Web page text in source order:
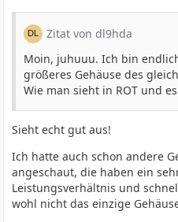
Zitat von dl9hda
Moin, juhuuu. Ich bin
größeres Gehäuse des
Wie man sieht in ROT und
Sieht echt gut aus!
Ich hatte auch schon andere
angeschaut, die haben ein
Leistungsverhältnis und
wohl nicht das einzige